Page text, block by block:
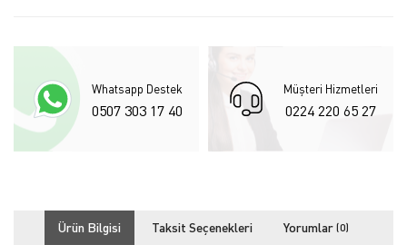
Whatsapp Destek
0507 303 17 40
Müşteri Hizmetleri
0224 220 65 27
Ürün Bilgisi Taksit Seçenekleri Yorumlar (0)